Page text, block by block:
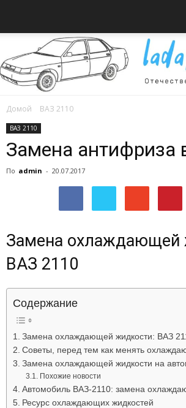
автомобилях
Лада
ВАЗ
Домой ВАЗ 2110
ВАЗ 2110
Замена антифриза
По admin - 20.07.2017
Замена охлаждающей
ВАЗ 2110
Содержание
Замена охлаждающей жидкости: ВАЗ
Советы, перед тем как менять
Замена охлаждающей жидкости на
Похожие новости
Автомобиль ВАЗ-2110: замена
Ресурс охлаждающих жидкостей